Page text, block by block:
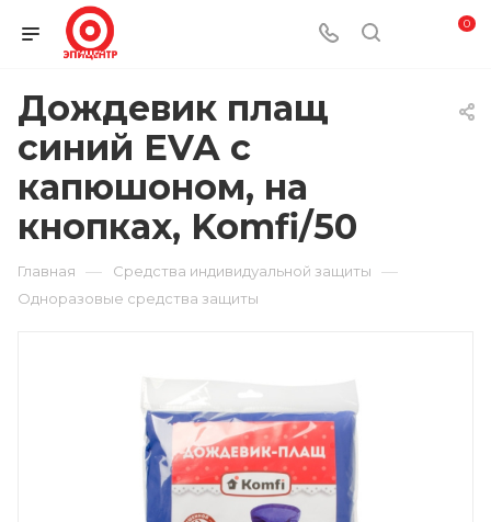
0
Дождевик плащ
синий EVA с
капюшоном, на
кнопках, Komfi/50
Главная — Средства индивидуальной защиты —
Одноразовые средства защиты